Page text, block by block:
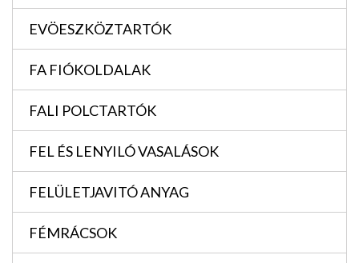
EVÖESZKÖZTARTÓK
FA FIÓKOLDALAK
FALI POLCTARTÓK
FEL ÉS LENYILÓ VASALÁSOK
FELÜLETJAVITÓ ANYAG
FÉMRÁCSOK